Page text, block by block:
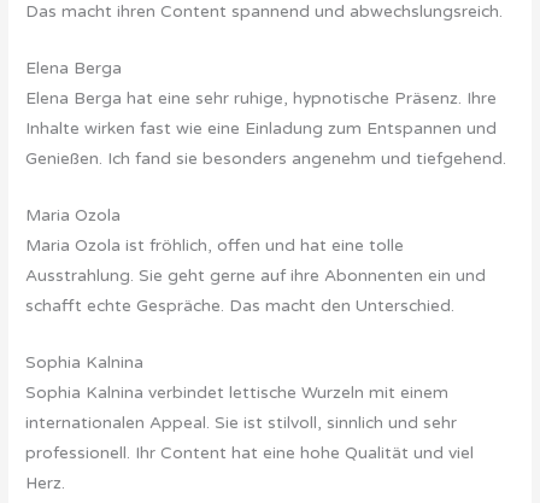
Das macht ihren Content spannend und abwechslungsreich.
Elena Berga
Elena Berga hat eine sehr ruhige, hypnotische Präsenz. Ihre
Inhalte wirken fast wie eine Einladung zum Entspannen und
Genießen. Ich fand sie besonders angenehm und tiefgehend.
Maria Ozola
Maria Ozola ist fröhlich, offen und hat eine tolle
Ausstrahlung. Sie geht gerne auf ihre Abonnenten ein und
schafft echte Gespräche. Das macht den Unterschied.
Sophia Kalnina
Sophia Kalnina verbindet lettische Wurzeln mit einem
internationalen Appeal. Sie ist stilvoll, sinnlich und sehr
professionell. Ihr Content hat eine hohe Qualität und viel
Herz.